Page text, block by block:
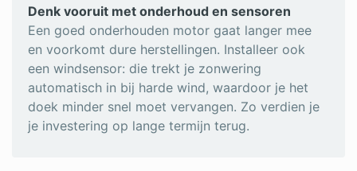
Denk vooruit met onderhoud en sensoren
Een goed onderhouden motor gaat langer mee
en voorkomt dure herstellingen. Installeer ook
een windsensor: die trekt je zonwering
automatisch in bij harde wind, waardoor je het
doek minder snel moet vervangen. Zo verdien je
je investering op lange termijn terug.